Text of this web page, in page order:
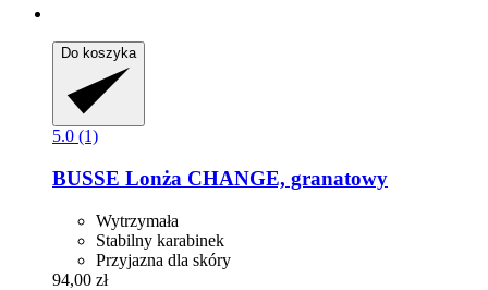
Do koszyka
5.0 (1)
BUSSE Lonża CHANGE, granatowy
Wytrzymała
Stabilny karabinek
Przyjazna dla skóry
94,00 zł